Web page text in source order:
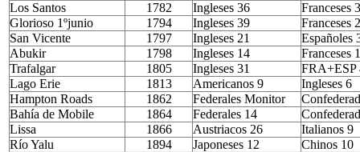
Los Santos
1782 Ingleses 36
Franceses
Glorioso 1ºjunio
1794 Ingleses 39
Franceses
San Vicente
1797 Ingleses 21
Españoles
Abukir
1798 Ingleses 14
Franceses
Trafalgar
1805 Ingleses 31
FRA+ESP
Lago Erie
1813 Americanos 9
Ingleses 6
Hampton Roads
1862 Federales Monitor
Bahía de Mobile
1864 Federales 14
Lissa
1866 Austriacos 26
Italianos 9
Río Yalu
1894 Japoneses 12
Chinos 10